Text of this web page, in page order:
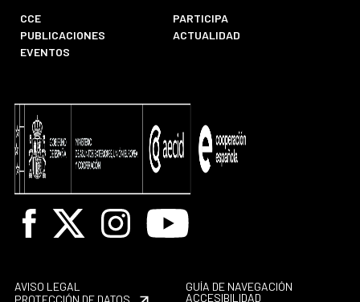
CCE
PARTICIPA
PUBLICACIONES
ACTUALIDAD
EVENTOS
Facebook
X InstagramYoutube
AVISO LEGAL
PROTECCIÓN DE DATOS
GUÍA DE NAVEGACIÓN
ACCESIBILIDAD